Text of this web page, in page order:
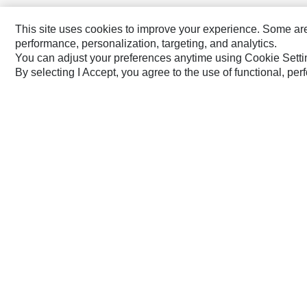
Latin America ‧ Español
This site uses cookies to improve your experience. Some
performance, personalization, targeting, and analytics.
You can adjust your preferences anytime using Cookie
By selecting I Accept, you agree to the use of functional,